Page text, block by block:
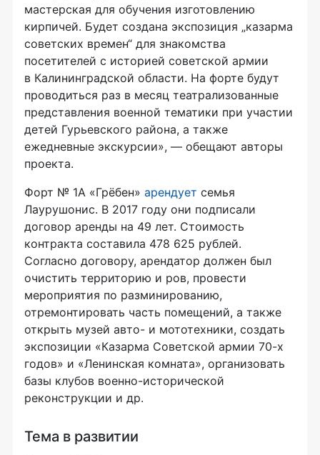
мастерская для обучения изготовлению
кирпичей. Будет создана экспозиция „казарма
советских времен“ для знакомства
посетителей с историей советской армии
в Калининградской области. На форте будут
проводиться раз в месяц театрализованные
представления военной тематики при участии
детей Гурьевского района, а также
ежедневные экскурсии», — обещают авторы
проекта.
Форт № 1А «Грёбен» арендует семья
Лаурушонис. В 2017 году они подписали
договор аренды на 49 лет. Стоимость
контракта составила 478 625 рублей.
Согласно договору, арендатор должен был
очистить территорию и ров, провести
мероприятия по разминированию,
отремонтировать часть помещений, а также
открыть музей авто- и мототехники, создать
экспозиции «Казарма Советской армии 70-х
годов» и «Ленинская комната», организовать
базы клубов военно-исторической
реконструкции и др.
Тема в развитии